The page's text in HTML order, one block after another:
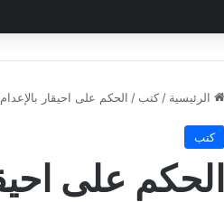
الرئيسية / كتب / الحكم على احيقار بالإعدام
كتب
الحكم على